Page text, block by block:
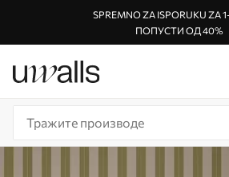
SPREMNO ZA ISPORUKU ZA
ПОПУСТИ ОД 40%